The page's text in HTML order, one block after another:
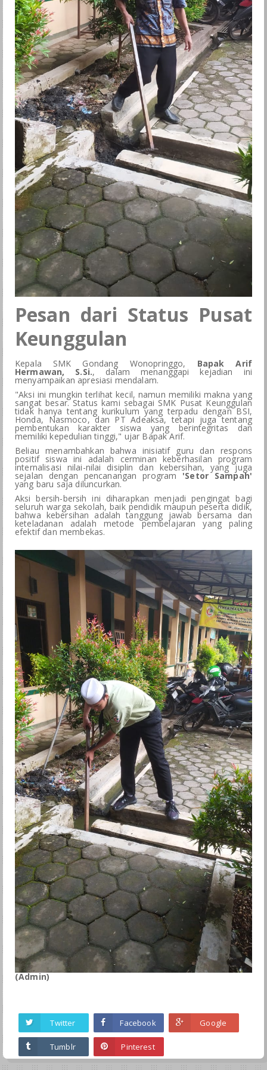
Pesan dari Status Pusat
Keunggulan
Kepala SMK Gondang Wonopringgo, Bapak Arif
Hermawan, S.Si., dalam menanggapi kejadian ini
menyampaikan apresiasi mendalam.
"Aksi ini mungkin terlihat kecil, namun memiliki makna yang
sangat besar. Status kami sebagai SMK Pusat Keunggulan
tidak hanya tentang kurikulum yang terpadu dengan BSI,
Honda, Nasmoco, dan PT Adeaksa, tetapi juga tentang
pembentukan karakter siswa yang berintegritas dan
memiliki kepedulian tinggi," ujar Bapak Arif.
Beliau menambahkan bahwa inisiatif guru dan respons
positif siswa ini adalah cerminan keberhasilan program
internalisasi nilai-nilai disiplin dan kebersihan, yang juga
sejalan dengan pencanangan program 'Setor Sampah'
yang baru saja diluncurkan.
Aksi bersih-bersih ini diharapkan menjadi pengingat bagi
seluruh warga sekolah, baik pendidik maupun peserta didik,
bahwa kebersihan adalah tanggung jawab bersama dan
keteladanan adalah metode pembelajaran yang paling
efektif dan membekas.
(Admin)
Twitter Facebook Google
Tumblr Pinterest